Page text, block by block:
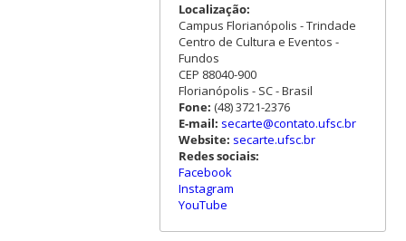
Localização:
Campus Florianópolis - Trindade
Centro de Cultura e Eventos -
Fundos
CEP 88040-900
Florianópolis - SC - Brasil
Fone: (48) 3721-2376
E-mail: secarte@contato.ufsc.br
Website: secarte.ufsc.br
Redes sociais:
Facebook
Instagram
YouTube